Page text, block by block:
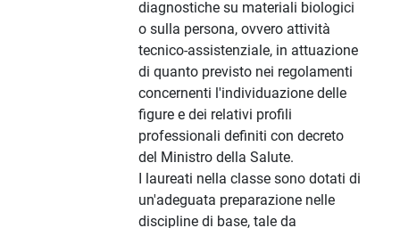
diagnostiche su materiali biologici
o sulla persona, ovvero attività
tecnico-assistenziale, in attuazione
di quanto previsto nei regolamenti
concernenti l'individuazione delle
figure e dei relativi profili
professionali definiti con decreto
del Ministro della Salute.
I laureati nella classe sono dotati di
un'adeguata preparazione nelle
discipline di base, tale da